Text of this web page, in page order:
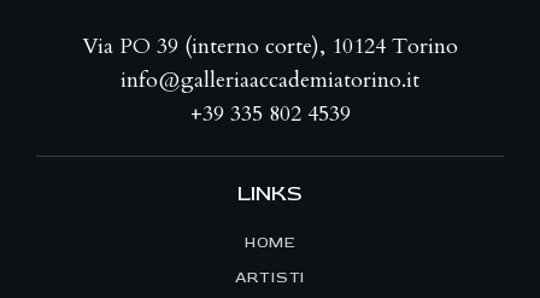
Via PO 39 (interno corte), 10124 Torino
info@galleriaaccademiatorino.it
+39 335 802 4539
LINKS
HOME
ARTISTI